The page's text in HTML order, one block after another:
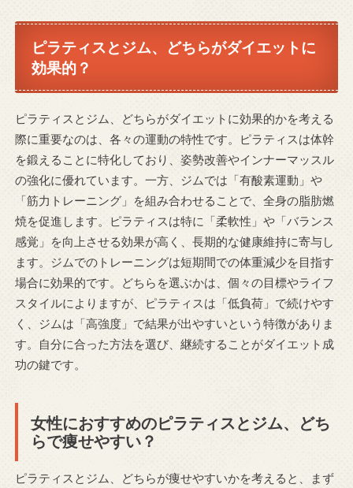
ピラティスとジム、どちらがダイエットに
効果的？
ピラティスとジム、どちらがダイエットに効果的かを考える
際に重要なのは、各々の運動の特性です。ピラティスは体幹
を鍛えることに特化しており、姿勢改善やインナーマッスル
の強化に優れています。一方、ジムでは「有酸素運動」や
「筋力トレーニング」を組み合わせることで、全身の脂肪燃
焼を促進します。ピラティスは特に「柔軟性」や「バランス
感覚」を向上させる効果が高く、長期的な健康維持に寄与し
ます。ジムでのトレーニングは短期間での体重減少を目指す
場合に効果的です。どちらを選ぶかは、個々の目標やライフ
スタイルによりますが、ピラティスは「低負荷」で続けやす
く、ジムは「高強度」で結果が出やすいという特徴がありま
す。自分に合った方法を選び、継続することがダイエット成
功の鍵です。
女性におすすめのピラティスとジム、どち
らで痩せやすい？
ピラティスとジム、どちらが痩せやすいかを考えると、まず